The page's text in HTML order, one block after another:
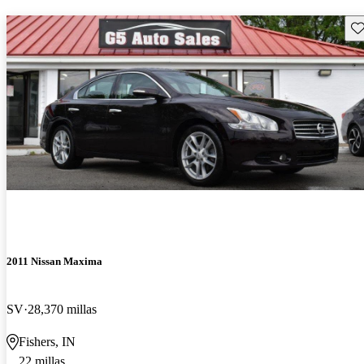
2011 Nissan Maxima
SV 28,370 millas
Fishers, IN